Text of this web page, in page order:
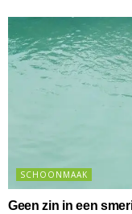
SCHOONMAAK
Geen zin in een